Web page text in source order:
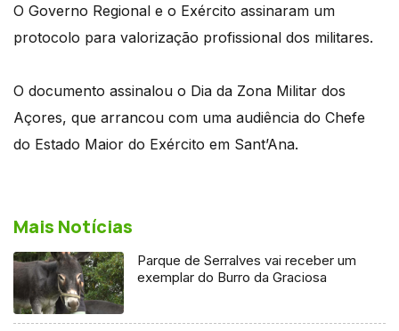
O Governo Regional e o Exército assinaram um
protocolo para valorização profissional dos militares.
O documento assinalou o Dia da Zona Militar dos
Açores, que arrancou com uma audiência do Chefe
do Estado Maior do Exército em Sant’Ana.
Mais Notícias
Parque de Serralves vai receber um
exemplar do Burro da Graciosa